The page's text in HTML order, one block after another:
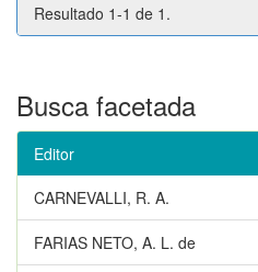
Resultado 1-1 de 1.
Busca facetada
Editor
CARNEVALLI, R. A.
FARIAS NETO, A. L. de